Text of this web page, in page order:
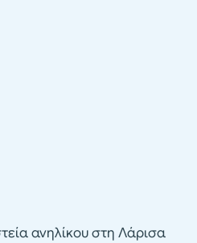
ανηλίκου στη Λάρισα